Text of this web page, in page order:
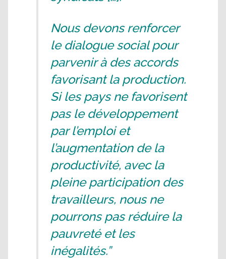
Nous devons renforcer
le dialogue social pour
parvenir à des accords
favorisant la production.
Si les pays ne favorisent
pas le développement
par l’emploi et
l’augmentation de la
productivité, avec la
pleine participation des
travailleurs, nous ne
pourrons pas réduire la
pauvreté et les
inégalités.”